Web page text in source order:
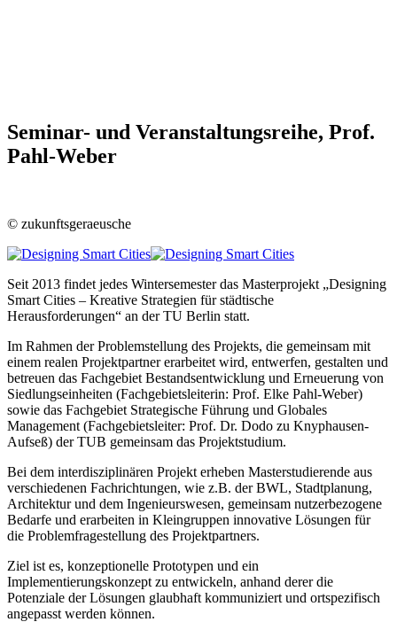
Seminar- und Veranstaltungsreihe, Prof.
Pahl-Weber
© zukunftsgeraeusche
Seit 2013 findet jedes Wintersemester das Masterprojekt „Designing
Smart Cities – Kreative Strategien für städtische
Herausforderungen“ an der TU Berlin statt.
Im Rahmen der Problemstellung des Projekts, die gemeinsam mit
einem realen Projektpartner erarbeitet wird, entwerfen, gestalten und
betreuen das Fachgebiet Bestandsentwicklung und Erneuerung von
Siedlungseinheiten (Fachgebietsleiterin: Prof. Elke Pahl-Weber)
sowie das Fachgebiet Strategische Führung und Globales
Management (Fachgebietsleiter: Prof. Dr. Dodo zu Knyphausen-
Aufseß) der TUB gemeinsam das Projektstudium.
Bei dem interdisziplinären Projekt erheben Masterstudierende aus
verschiedenen Fachrichtungen, wie z.B. der BWL, Stadtplanung,
Architektur und dem Ingenieurswesen, gemeinsam nutzerbezogene
Bedarfe und erarbeiten in Kleingruppen innovative Lösungen für
die Problemfragestellung des Projektpartners.
Ziel ist es, konzeptionelle Prototypen und ein
Implementierungskonzept zu entwickeln, anhand derer die
Potenziale der Lösungen glaubhaft kommuniziert und ortspezifisch
angepasst werden können.